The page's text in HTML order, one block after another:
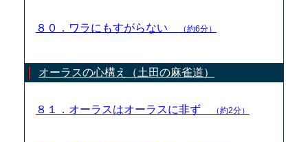
８０．ワラにもすがらない （約6分）
オーラスの心構え（土田の麻雀道）
８１．オーラスはオーラスに非ず （約2分）